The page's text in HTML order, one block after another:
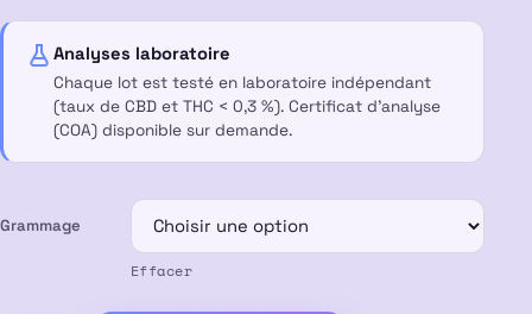
à
60,00 €
Analyses laboratoire
Chaque lot est testé en laboratoire indépendant
(taux de CBD et THC < 0,3 %). Certificat d’analyse
(COA) disponible sur demande.
Grammage
Effacer